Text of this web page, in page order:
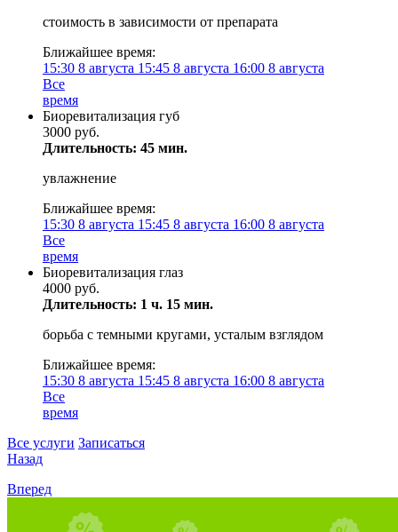
стоимость в зависимости от препарата
Ближайшее время:
15:30 8 августа 15:45 8 августа 16:00 8 августа
Все
время
Биоревитализация губ
3000 руб.
Длительность: 45 мин.
увлажнение
Ближайшее время:
15:30 8 августа 15:45 8 августа 16:00 8 августа
Все
время
Биоревитализация глаз
4000 руб.
Длительность: 1 ч. 15 мин.
борьба с темными кругами, усталым взглядом
Ближайшее время:
15:30 8 августа 15:45 8 августа 16:00 8 августа
Все
время
Все услуги Записаться
Назад
Вперед